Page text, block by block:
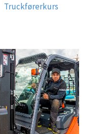
Truckførerkurs